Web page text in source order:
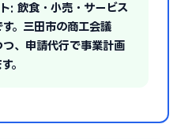
: 飲食・小売・サービス
。三田市の商工会議
、申請代行で事業計画
。